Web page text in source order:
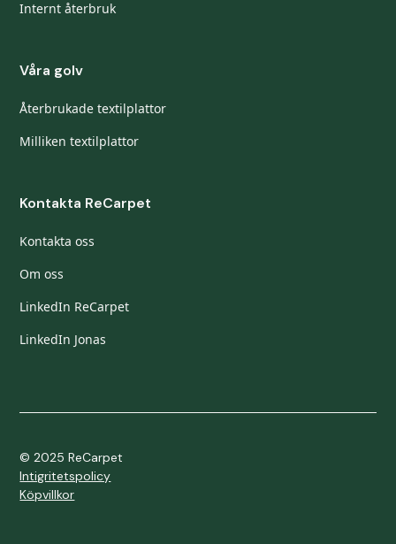
Internt återbruk
Våra golv
Återbrukade textilplattor
Milliken textilplattor
Kontakta ReCarpet
Kontakta oss
Om oss
LinkedIn ReCarpet
LinkedIn Jonas
© 2025 ReCarpet
Intigritetspolicy
Köpvillkor